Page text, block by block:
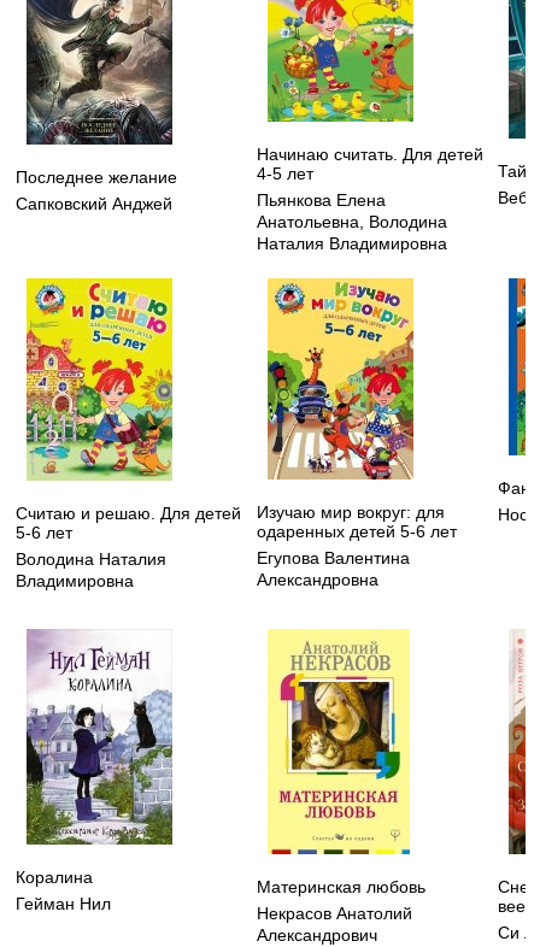
Последнее желание
Сапковский Анджей
Начинаю считать. Для детей
4-5 лет
Пьянкова Елена
Анатольевна
Володина
Наталия Владимировна
Считаю и решаю. Для детей
5-6 лет
Володина Наталия
Владимировна
Изучаю мир вокруг: для
одаренных детей 5-6 лет
Егупова Валентина
Александровна
Коралина
Гейман Нил
Материнская любовь
Некрасов Анатолий
Александрович
веер
Си